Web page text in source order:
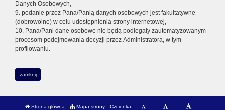
Danych Osobowych,
9. podanie przez Pana/Panią danych osobowych jest fakultatywne
(dobrowolne) w celu udostępnienia strony internetowej,
10. Pana/Pani dane osobowe nie będą podlegały zautomatyzowanym
procesom podejmowania decyzji przez Administratora, w tym
profilowaniu.
zamknij
Strona główna Mapa strony Czcionka